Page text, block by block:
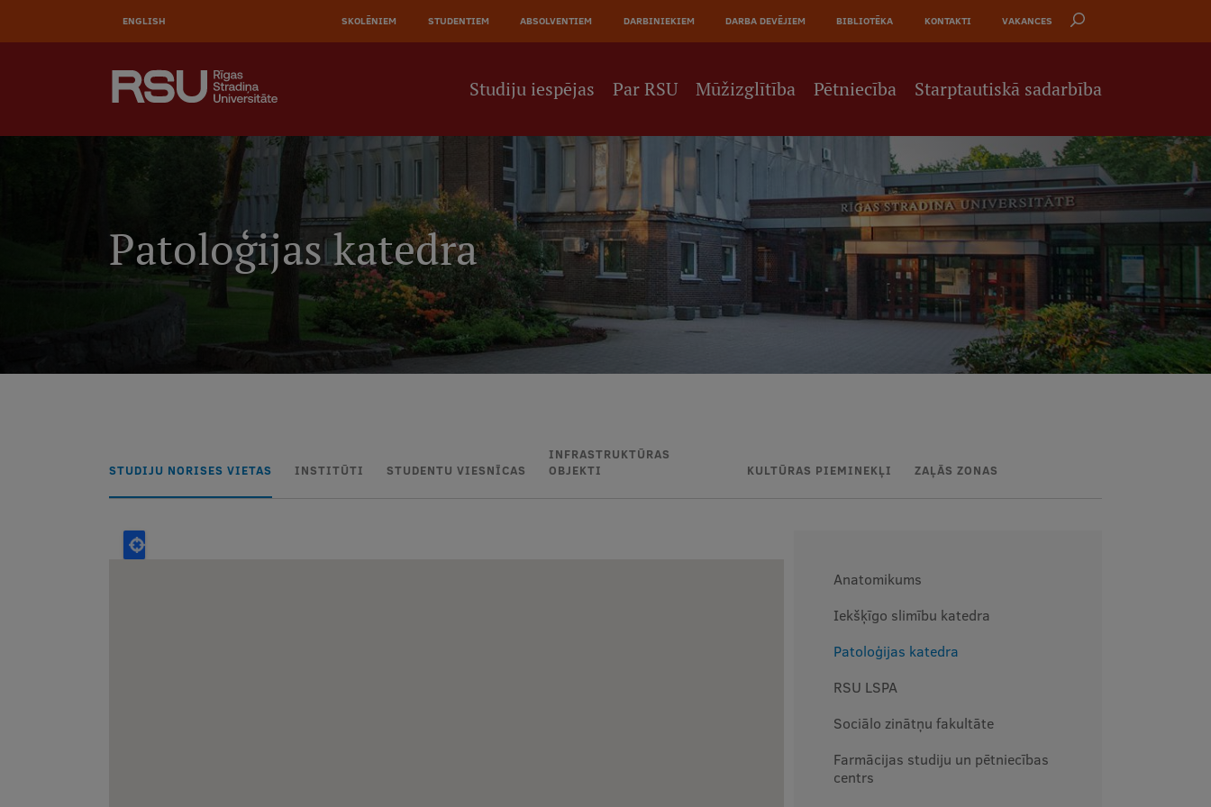
ENGLISH AUGŠĒJĀ
IZVĒLNE
SKOLĒNIEM STUDENTIEM ABSOLVENTIEM DARBINIEKIEM DARBA DEVĒJIEM BIBLIOTĒKA KONTAKTI VAKANCES
Studiju iespējas Par RSU Mūžizglītība Pētniecība Starptautiskā sadarbība
Patoloģijas katedra
STUDIJU NORISES VIETAS INSTITŪTI STUDENTU VIESNĪCAS
INFRASTRUKTŪRAS
OBJEKTI
KULTŪRAS PIEMINEKĻI ZAĻĀS ZONAS
Anatomikums
Iekšķīgo slimību katedra
Patoloģijas katedra
RSU LSPA
Sociālo zinātņu fakultāte
Farmācijas studiju un pētniecības
centrs